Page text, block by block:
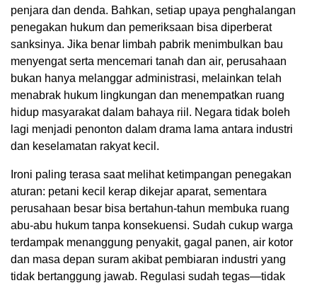
penjara dan denda. Bahkan, setiap upaya penghalangan
penegakan hukum dan pemeriksaan bisa diperberat
sanksinya. Jika benar limbah pabrik menimbulkan bau
menyengat serta mencemari tanah dan air, perusahaan
bukan hanya melanggar administrasi, melainkan telah
menabrak hukum lingkungan dan menempatkan ruang
hidup masyarakat dalam bahaya riil. Negara tidak boleh
lagi menjadi penonton dalam drama lama antara industri
dan keselamatan rakyat kecil.
Ironi paling terasa saat melihat ketimpangan penegakan
aturan: petani kecil kerap dikejar aparat, sementara
perusahaan besar bisa bertahun-tahun membuka ruang
abu-abu hukum tanpa konsekuensi. Sudah cukup warga
terdampak menanggung penyakit, gagal panen, air kotor
dan masa depan suram akibat pembiaran industri yang
tidak bertanggung jawab. Regulasi sudah tegas—tidak